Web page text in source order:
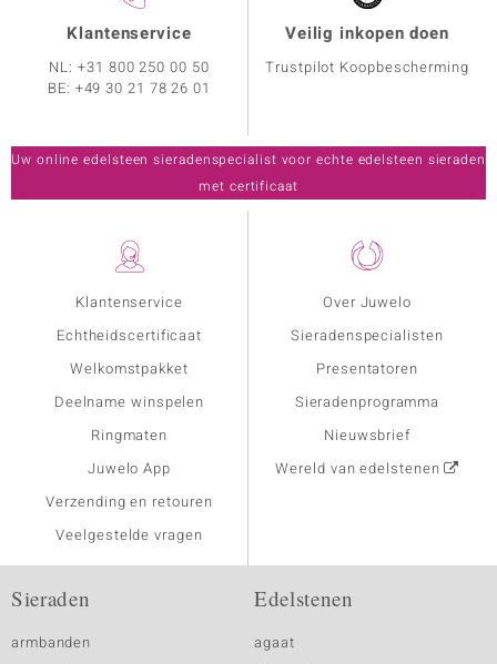
Klantenservice
Echtheidscertificaat
Welkomstpakket
Deelname winspelen
Ringmaten
Juwelo App
Verzending en retouren
Veelgestelde vragen
Over Juwelo
Sieradenspecialisten
Presentatoren
Sieradenprogramma
Nieuwsbrief
Wereld van edelstenen
Klantenservice
NL:+31 800 250 00 50
BE: +49 30 21 78 26 01
Veilig inkopen doen
Trustpilot Koopbescherming
Uw online edelsteen sieradenspecialist voor echte edelsteen sieraden
met certificaat
Sieraden
armbanden
Edelstenen
agaat